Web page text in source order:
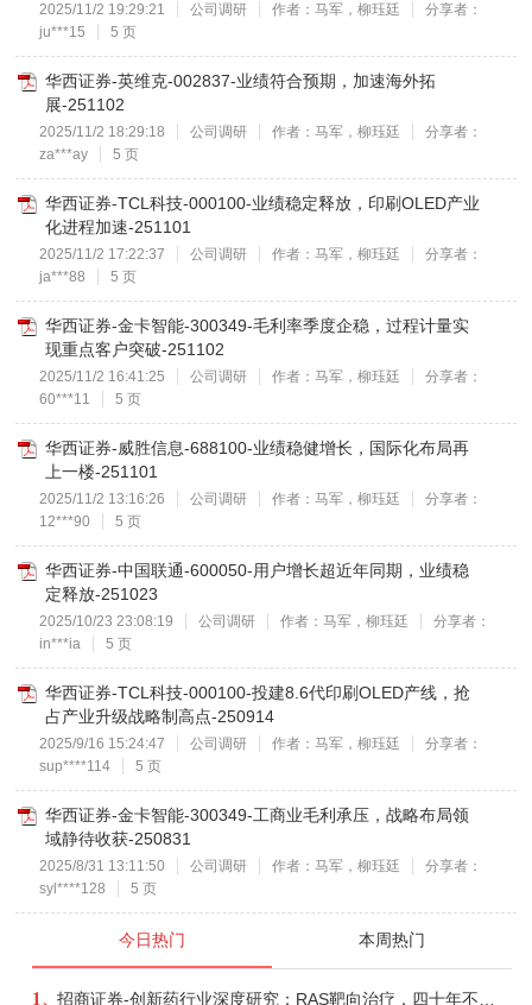
2025/11/2 19:29:21 公司调研 作者：马军，柳珏廷
分享者：
ju***15
5 页
华西证券-英维克-002837-业绩符合预期，加速海外拓
展-251102
2025/11/2 18:29:18 公司调研 作者：马军，柳珏廷
分享者：
za***ay
5 页
华西证券-TCL科技-000100-业绩稳定释放，印刷OLED产业
化进程加速-251101
2025/11/2 17:22:37 公司调研 作者：马军，柳珏廷
分享者：
ja***88
5 页
华西证券-金卡智能-300349-毛利率季度企稳，过程计量实
现重点客户突破-251102
2025/11/2 16:41:25 公司调研 作者：马军，柳珏廷
分享者：
60***11
5 页
华西证券-威胜信息-688100-业绩稳健增长，国际化布局再
上一楼-251101
2025/11/2 13:16:26 公司调研 作者：马军，柳珏廷
分享者：
12***90
5 页
华西证券-中国联通-600050-用户增长超近年同期，业绩稳
定释放-251023
2025/10/23 23:08:19 公司调研 作者：马军，柳珏廷
分享者：
in***ia
5 页
华西证券-TCL科技-000100-投建8.6代印刷OLED产线，抢
占产业升级战略制高点-250914
2025/9/16 15:24:47 公司调研 作者：马军，柳珏廷
分享者：
sup****114
5 页
华西证券-金卡智能-300349-工商业毛利承压，战略布局领
域静待收获-250831
2025/8/31 13:11:50 公司调研 作者：马军，柳珏廷
分享者：
syl****128
5 页
今日热门 本周热门
1、